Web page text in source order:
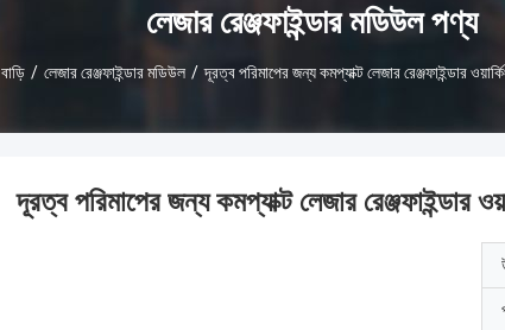
লেজার রেঞ্জফাইন্ডার মডিউল পণ্য
বাড়ি / লেজার রেঞ্জফাইন্ডার মডিউল / দূরত্ব পরিমাপের জন্য কমপ্যাক্ট লেজার রেঞ্জফাইন্ডার
দূরত্ব পরিমাপের জন্য কমপ্যাক্ট লেজার রেঞ্জফাইন্ডার